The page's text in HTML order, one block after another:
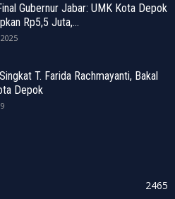
Gubernur Jabar: UMK Kota Depok
Rp5,5 Juta,...
T. Farida Rachmayanti, Bakal
Depok
2465